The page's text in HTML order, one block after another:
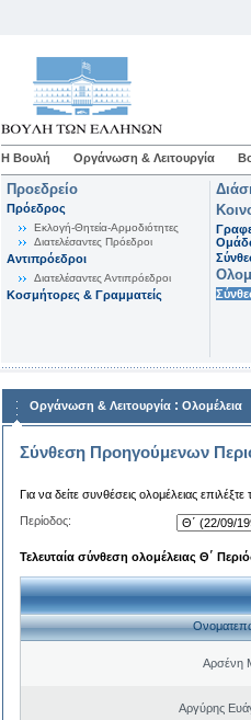
Η Βουλή Οργάνωση & Λειτουργία
Προεδρείο
Πρόεδρος
Εκλογή-Θητεία-Αρμοδιότητες
Διατελέσαντες Πρόεδροι
Αντιπρόεδροι
Διατελέσαντες Αντιπρόεδροι
Κοσμήτορες & Γραμματείς
Οργάνωση & Λειτουργία : Ολομέλεια
Σύνθεση Προηγούμενων
Για να δείτε συνθέσεις ολομέλειας
Περίοδος:
Τελευταία σύνθεση ολομέλειας Θ΄
Αρσένη
Αργύρης